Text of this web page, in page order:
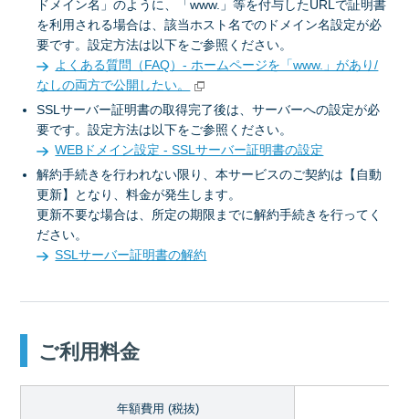
ドメイン名」のように、「www.」等を付与したURLで証明書
を利用される場合は、該当ホスト名でのドメイン名設定が必
要です。設定方法は以下をご参照ください。
よくある質問（FAQ）- ホームページを「www.」があり/
なしの両方で公開したい。
SSLサーバー証明書の取得完了後は、サーバーへの設定が必
要です。設定方法は以下をご参照ください。
WEBドメイン設定 - SSLサーバー証明書の設定
解約手続きを行われない限り、本サービスのご契約は【自動
更新】となり、料金が発生します。
更新不要な場合は、所定の期限までに解約手続きを行ってく
ださい。
SSLサーバー証明書の解約
ご利用料金
年額費用 (税抜)